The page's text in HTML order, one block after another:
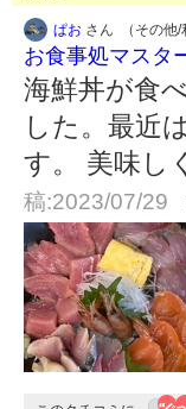
ぱお さん （その他/
お食事処マスタ
海鮮丼が食
した。最近
す。 美味し
稿:2023/07/29